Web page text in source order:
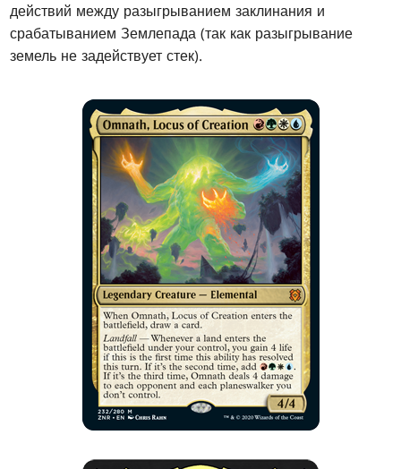
действий между разыгрыванием заклинания и
срабатыванием Землепада (так как разыгрывание
земель не задействует стек).